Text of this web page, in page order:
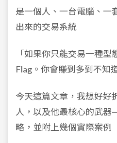
是一個人、一台電腦、一
出來的交易系統
「如果你只能交易一種
Flag。你會賺到多到不知
今天這篇文章，我想好好
人，以及他最核心的武器
略，並附上幾個實際案例